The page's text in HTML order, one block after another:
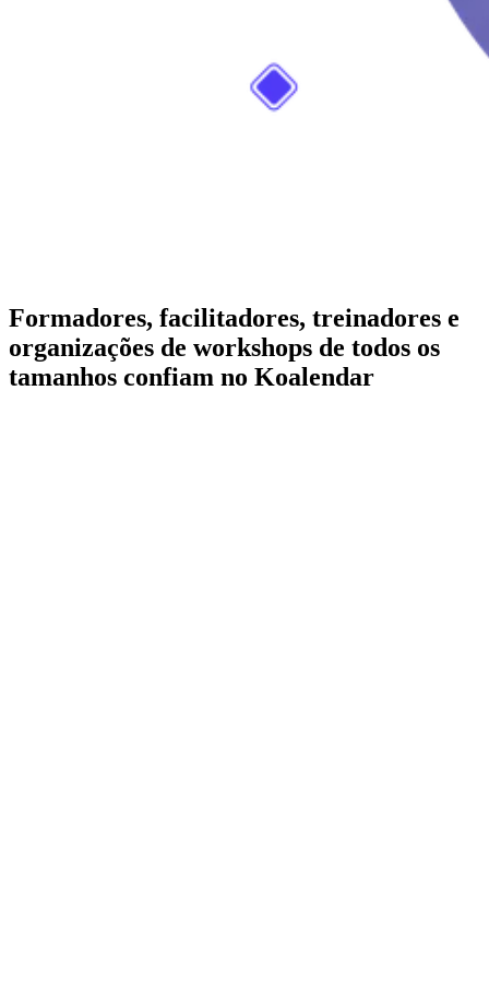
Formadores, facilitadores, treinadores e
organizações de workshops de todos os
tamanhos confiam no Koalendar